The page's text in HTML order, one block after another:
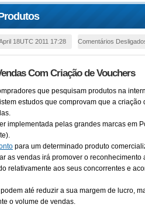
18UTC 2011 17:28 Comentários
Com Criação de Vouchers
que pesquisam produtos na
estudos que comprovam que a criação
implementada pelas grandes marcas em
para um determinado produto
as vendas irá promover o reconhecimento
relativamente aos seus concorrentes e
até reduzir a sua margem de lucro,
o volume de vendas.